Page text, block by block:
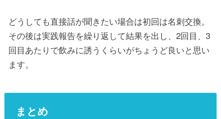
どうしても直接話が聞きたい場合は初回は名刺交換。
その後は実践報告を繰り返して結果を出し、2回目、3
回目あたりで飲みに誘うくらいがちょうど良いと思い
ます。
まとめ